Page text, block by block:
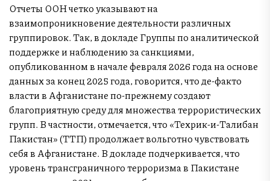
Отчеты ООН четко указывают на
взаимопроникновение деятельности различных
группировок. Так, в докладе Группы по аналитической
поддержке и наблюдению за санкциями,
опубликованном в начале февраля 2026 года на основе
данных за конец 2025 года, говорится, что де-факто
власти в Афганистане по-прежнему создают
благоприятную среду для множества террористических
групп. В частности, отмечается, что «Техрик-и-Талибан
Пакистан» (ТТП) продолжает вольготно чувствовать
себя в Афганистане. В докладе подчеркивается, что
уровень трансграничного терроризма в Пакистане